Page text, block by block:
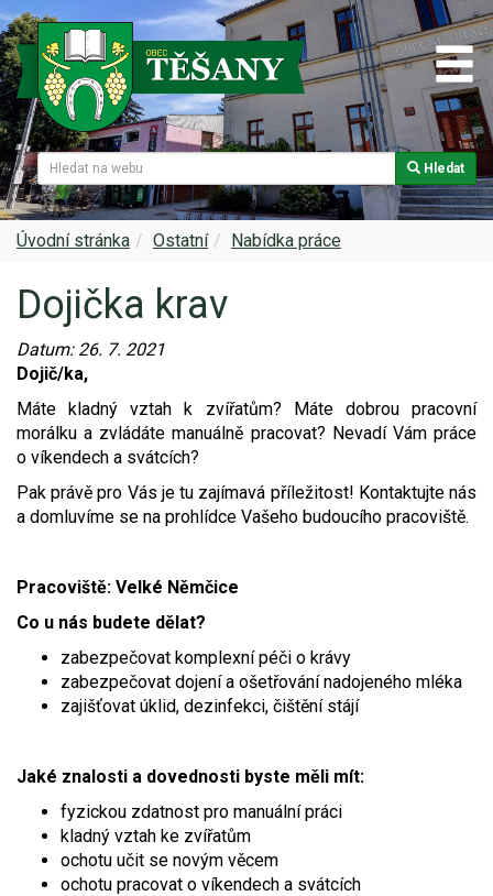
Hledat
Úvodní stránka Ostatní Nabídka práce
Dojička krav
Datum: 26. 7. 2021
Dojič/ka,
Máte kladný vztah k zvířatům? Máte dobrou pracovní
morálku a zvládáte manuálně pracovat? Nevadí Vám práce
o víkendech a svátcích?
Pak právě pro Vás je tu zajímavá příležitost! Kontaktujte nás
a domluvíme se na prohlídce Vašeho budoucího pracoviště.
Pracoviště: Velké Němčice
Co u nás budete dělat?
zabezpečovat komplexní péči o krávy
zabezpečovat dojení a ošetřování nadojeného mléka
zajišťovat úklid, dezinfekci, čištění stájí
Jaké znalosti a dovednosti byste měli mít:
fyzickou zdatnost pro manuální práci
kladný vztah ke zvířatům
ochotu učit se novým věcem
ochotu pracovat o víkendech a svátcích
Naše obec
Z historie
Památky v Těšanech
Zajímavosti v obci
Znak a prapor obce
Virtuální prohlídka
Video - průlet dronem
Naše koně
Úřední deska
Samospráva
Dokumenty obce
Projekty
Matrika
Hlášení rozhlasu
Poruchy, omezení
Mapové služby
Kontakty a info
Zpravodaj
Spolky a sdružení
Kultura
Obecní knihovna
Srub
Sport
Ohlédnutí za lety 2015-2019
Okolní obce
Škola
Farnost
Služby, firmy
Zdravotní služby
Foto, video
Rezervační systém obce
Nabídka práce
Smuteční oznámení
Odkazy